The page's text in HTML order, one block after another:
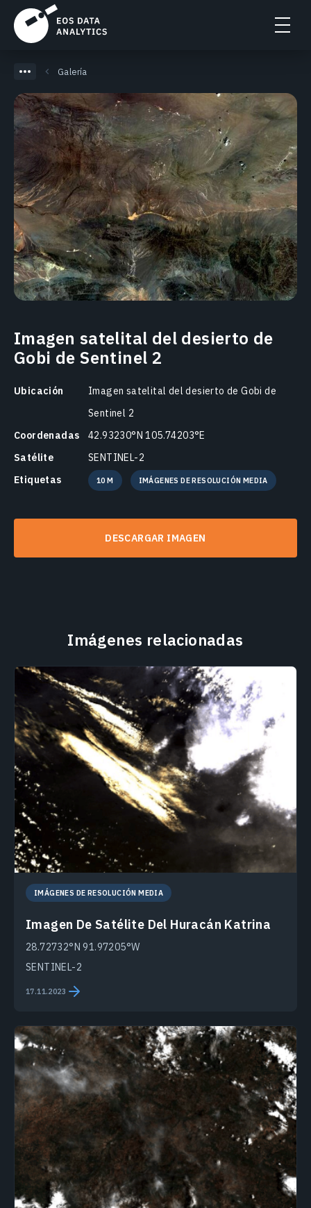
Galería
Imagen satelital del desierto de
Gobi de Sentinel 2
Ubicación
Imagen satelital del desierto de Gobi de
Sentinel 2
Coordenadas
42.93230°N 105.74203°E
Satélite
SENTINEL-2
Etiquetas
10 M IMÁGENES DE RESOLUCIÓN MEDIA
DESCARGAR IMAGEN
Imágenes relacionadas
IMÁGENES DE RESOLUCIÓN MEDIA
Imagen De Satélite Del Huracán Katrina
28.72732°N 91.97205°W
SENTINEL-2
17.11.2023